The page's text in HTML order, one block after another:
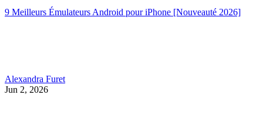
9 Meilleurs Émulateurs Android pour iPhone [Nouveauté 2026]
Alexandra Furet
Jun 2, 2026